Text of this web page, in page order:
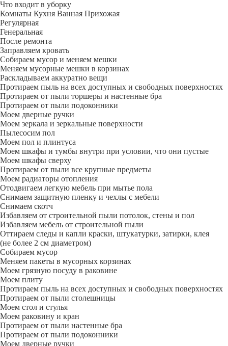
Что входит в уборку
Регу­лярная
Гене­ральная
После ремонта
Заправляем кровать
Собираем мусор и меняем мешки
Меняем мусорные мешки в корзинах
Раскладываем аккуратно вещи
Протираем пыль на всех доступных и свободных поверхностях
Протираем от пыли торшеры и настенные бра
Протираем от пыли подоконники
Моем дверные ручки
Моем зеркала и зеркальные поверхности
Пылесосим пол
Моем пол и плинтуса
Моем шкафы и тумбы внутри при условии, что они пустые
Моем шкафы сверху
Протираем от пыли все крупные предметы
Моем радиаторы отопления
Отодвигаем легкую мебель при мытье пола
Снимаем защитную пленку и чехлы с мебели
Снимаем скотч
Избавляем от строительной пыли потолок, стены и пол
Избавляем мебель от строительной пыли
Оттираем следы и капли краски, штукатурки, затирки, клея
(не более 2 см диаметром)
Собираем мусор
Меняем пакеты в мусорных корзинах
Моем грязную посуду в раковине
Моем плиту
Протираем пыль на всех доступных и свободных поверхностях
Протираем от пыли столешницы
Моем стол и стулья
Моем раковину и кран
Протираем от пыли настенные бра
Протираем от пыли подоконники
Моем дверные ручки